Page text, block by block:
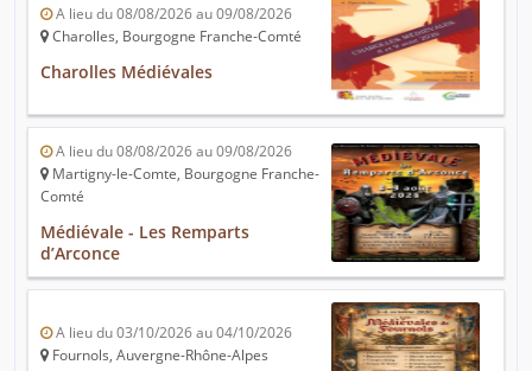
A lieu du 08/08/2026 au 09/08/2026
Charolles, Bourgogne Franche-Comté
Charolles Médiévales
A lieu du 08/08/2026 au 09/08/2026
Martigny-le-Comte, Bourgogne Franche-
Comté
Médiévale - Les Remparts
d’Arconce
A lieu du 03/10/2026 au 04/10/2026
Fournols, Auvergne-Rhône-Alpes